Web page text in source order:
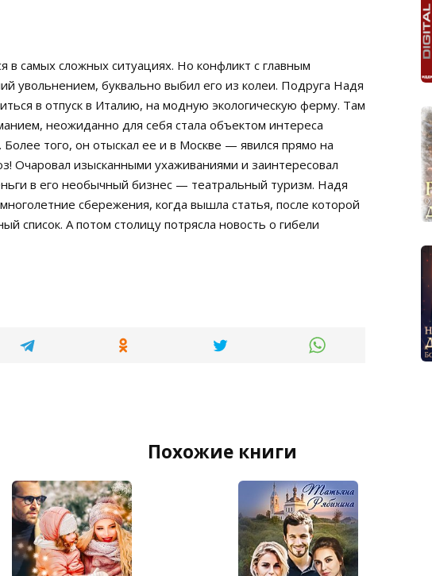
в самых сложных ситуациях. Но конфликт с главным
увольнением, буквально выбил его из колеи. Подруга Надя
в отпуск в Италию, на модную экологическую ферму. Там
неожиданно для себя стала объектом интереса
того, он отыскал ее и в Москве — явился прямо на
Очаровал изысканными ухаживаниями и заинтересовал
в его необычный бизнес — театральный туризм. Надя
сбережения, когда вышла статья, после которой
список. А потом столицу потрясла новость о гибели
Похожие книги